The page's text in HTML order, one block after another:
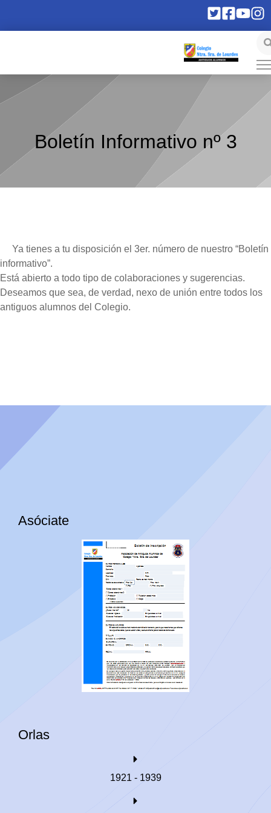
Boletín Informativo nº 3
Ya tienes a tu disposición el 3er. número de nuestro “Boletín
informativo”.
Está abierto a todo tipo de colaboraciones y sugerencias.
Deseamos que sea, de verdad, nexo de unión entre todos los
antiguos alumnos del Colegio.
Asóciate
Orlas
1921 - 1939